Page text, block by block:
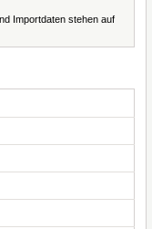
Importdaten stehen auf